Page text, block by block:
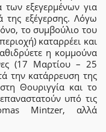
εξεγερμένων για
της εξέγερσης. Λόγω
το συμβούλιο του
καταρρέει και
η κομμούνα
(17 Μαρτίου – 25
την κατάρρευση της
Θουριγγία και το
υπό τις
Mintzer, αλλά